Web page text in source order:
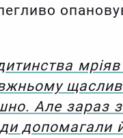
Але зараз
допомагали